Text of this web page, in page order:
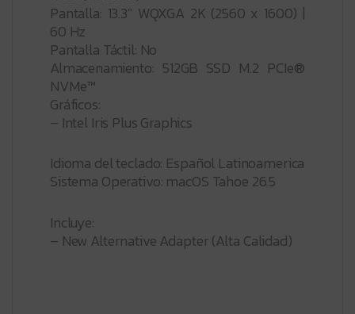
Pantalla: 13.3″ WQXGA 2K (2560 x 1600) |
60 Hz
Pantalla Táctil: No
Almacenamiento: 512GB SSD M.2 PCIe®
NVMe™
Gráficos:
– Intel Iris Plus Graphics
Idioma del teclado: Español Latinoamerica
Sistema Operativo: macOS Tahoe 26.5
Incluye:
– New Alternative Adapter (Alta Calidad)